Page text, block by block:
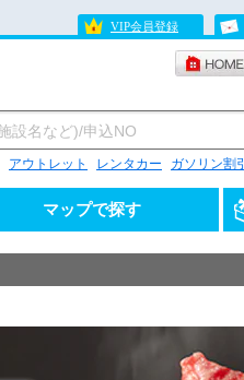
VIP会員登録
アウトレット レンタカー ガソリン割引
マップで探す